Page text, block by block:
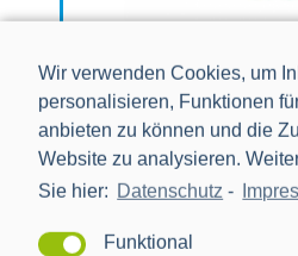
Wir verwenden Cookies, um
personalisieren, Funktionen
anbieten zu können und die
Website zu analysieren.
Sie hier: Datenschutz -
Funktional
Empfohlen
28.10.2025 -
metering days